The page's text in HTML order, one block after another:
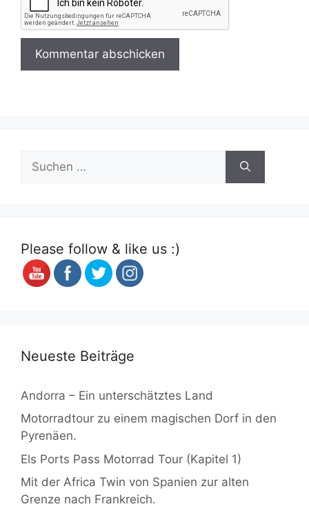
nach:
Please follow & like us :)
Neueste Beiträge
Andorra – Ein unterschätztes Land
Motorradtour zu einem magischen Dorf in den
Pyrenäen.
Els Ports Pass Motorrad Tour (Kapitel 1)
Mit der Africa Twin von Spanien zur alten
Grenze nach Frankreich.